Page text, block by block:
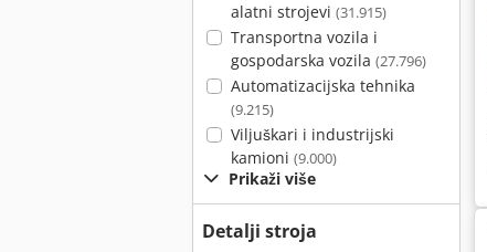
alatni strojevi (31.915)
Transportna vozila i
gospodarska vozila (27.796)
Automatizacijska tehnika
(9.215)
Viljuškari i industrijski
kamioni (9.000)
Prikaži više
Detalji stroja